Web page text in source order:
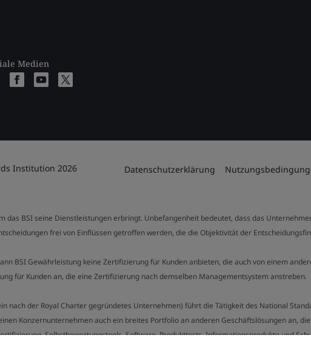
Medien
Institution 2026 Datenschutzerklärung
das BSI seine Dienstleistungen erbringt. Unbefangenheit bedeutet, dass das
frei von Einflüssen getroffen werden, die die Objektivität der
BSI Gewährleistung keine Zertifizierung für Kunden anbieten, die auch von einem
für Kunden an, die eine Zertifizierung nach demselben Managementsystem anstreben.
nach der Royal Charter gegründetes Unternehmen) führt die Tätigkeit des National
Konzernunternehmen auch ein breites Portfolio an anderen Geschäftslösungen an,
Selbstbewertungstools, Software, Produkttests, Informationsprodukte und